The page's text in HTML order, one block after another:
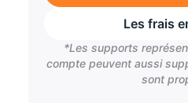
Les frais
*Les supports
compte peuvent aussi
sont